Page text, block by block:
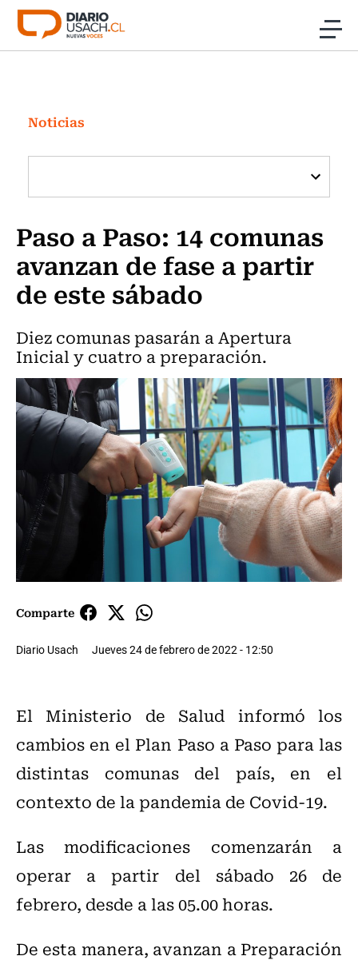
Click acá para ir directamente al contenido
Investigación
Cultura
Programas Radio y TV Usach
Noticias
Paso a Paso: 14 comunas
avanzan de fase a partir
de este sábado
Diez comunas pasarán a Apertura
Inicial y cuatro a preparación.
Comparte
Diario Usach Jueves 24 de febrero de 2022 - 12:50
El Ministerio de Salud informó los
cambios en el Plan Paso a Paso para las
distintas comunas del país, en el
contexto de la pandemia de Covid-19.
Las modificaciones comenzarán a
operar a partir del sábado 26 de
febrero, desde a las 05.00 horas.
De esta manera, avanzan a Preparación